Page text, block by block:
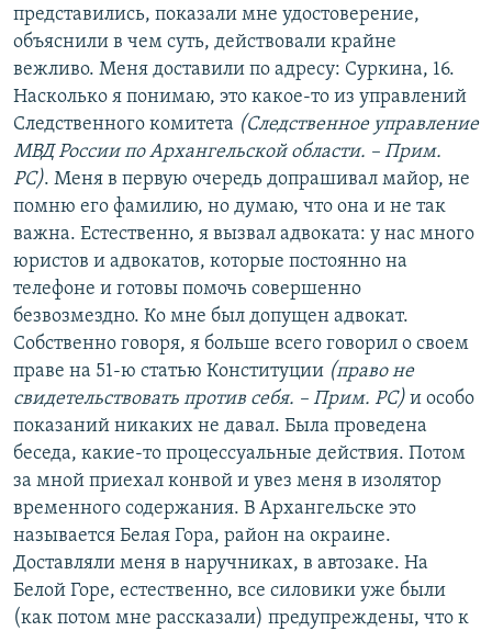
представились, показали мне удостоверение,
объяснили в чем суть, действовали крайне
вежливо. Меня доставили по адресу: Суркина, 16.
Насколько я понимаю, это какое-то из управлений
Следственного комитета (Следственное управление
МВД России по Архангельской области. – Прим.
РС). Меня в первую очередь допрашивал майор, не
помню его фамилию, но думаю, что она и не так
важна. Естественно, я вызвал адвоката: у нас много
юристов и адвокатов, которые постоянно на
телефоне и готовы помочь совершенно
безвозмездно. Ко мне был допущен адвокат.
Собственно говоря, я больше всего говорил о своем
праве на 51-ю статью Конституции (право не
свидетельствовать против себя. – Прим. РС) и особо
показаний никаких не давал. Была проведена
беседа, какие-то процессуальные действия. Потом
за мной приехал конвой и увез меня в изолятор
временного содержания. В Архангельске это
называется Белая Гора, район на окраине.
Доставляли меня в наручниках, в автозаке. На
Белой Горе, естественно, все силовики уже были
(как потом мне рассказали) предупреждены, что к